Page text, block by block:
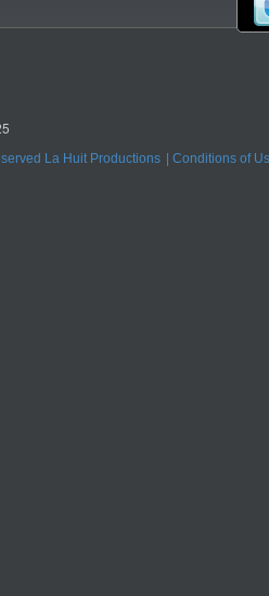
La Huit Productions Conditions of